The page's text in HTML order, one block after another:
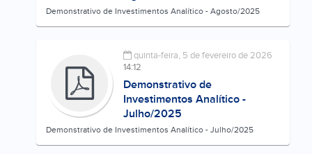
Demonstrativo de Investimentos Analítico - Agosto/2025
quinta-feira, 5 de fevereiro de 2026
14:12
Demonstrativo de
Investimentos Analítico -
Julho/2025
Demonstrativo de Investimentos Analítico - Julho/2025